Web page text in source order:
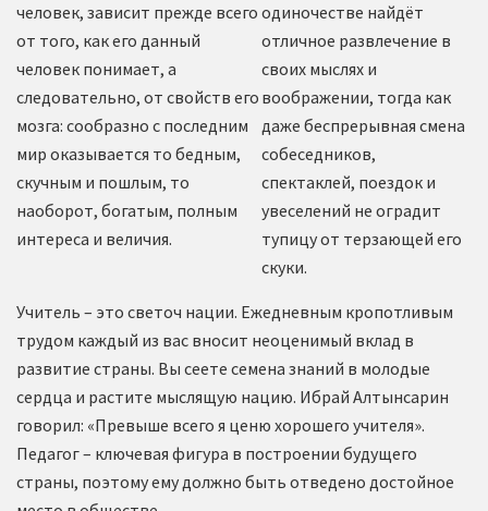
человек, зависит прежде всего
от того, как его данный
человек понимает, а
следовательно, от свойств его
мозга: сообразно с последним
мир оказывается то бедным,
скучным и пошлым, то
наоборот, богатым, полным
интереса и величия.
одиночестве найдёт
отличное развлечение в
своих мыслях и
воображении, тогда как
даже беспрерывная смена
собеседников,
спектаклей, поездок и
увеселений не оградит
тупицу от терзающей его
скуки.
Учитель – это светоч нации. Ежедневным кропотливым
трудом каждый из вас вносит неоценимый вклад в
развитие страны. Вы сеете семена знаний в молодые
сердца и растите мыслящую нацию. Ибрай Алтынсарин
говорил: «Превыше всего я ценю хорошего учителя».
Педагог – ключевая фигура в построении будущего
страны, поэтому ему должно быть отведено достойное